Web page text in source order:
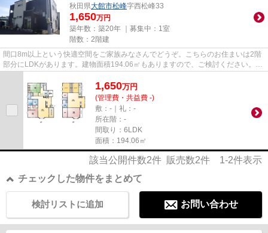
秋田県大館市松峰字西松峰33
1,650万円
築年数：築20年 ｜募集中： 1室
階数：2階建
間口8m以上という快適空間をご家族みなさんでどうぞ。こちらのお住まいは2階
部分にLDKがあります。建物面積194.06㎡もありますので、ご検討ください。
1,650万円
(管理費・共益費 -)
敷：-｜礼：-
所在階：-
間取り：6LDK
面積：194.06㎡
該当公開件数2件 販売数2件 1-2件表示
チェックした物件をまとめて
お問い合わせ
検討リストに追加